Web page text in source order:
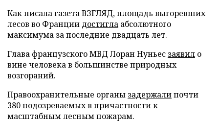
Как писала газета ВЗГЛЯД, площадь выгоревших
лесов во Франции достигла абсолютного
максимума за последние двадцать лет.
Глава французского МВД Лоран Нуньес заявил о
вине человека в большинстве природных
возгораний.
Правоохранительные органы задержалипочти
380 подозреваемых в причастности к
масштабным лесным пожарам.